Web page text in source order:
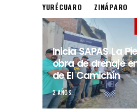
YURÉCUARO
ZINÁPARO
Inicia SAPAS La
obra de drenaje
de El Camichín
2 AÑOS.